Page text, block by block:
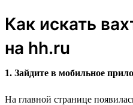
Как искать
на hh.ru
1. Зайдите в мобильное
На главной странице